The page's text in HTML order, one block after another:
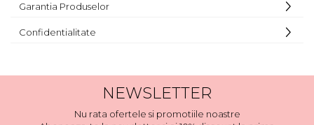
Garantia Produselor
Confidentialitate
NEWSLETTER
Nu rata ofertele si promotiile noastre